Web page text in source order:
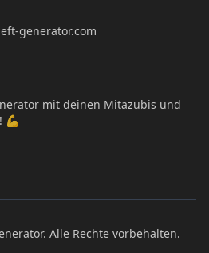
generator.com
mit deinen Mitazubis und
💪
Alle Rechte vorbehalten.